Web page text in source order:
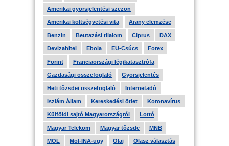
Amerikai gyorsjelentési szezon
Amerikai költségvetési vita Arany elemzése
Benzin Beutazási tilalom Ciprus DAX
Devizahitel Ebola EU-Csúcs Forex
Forint Franciaországi légikatasztrófa
Gazdasági összefoglaló Gyorsjelentés
Heti tőzsdei összefoglaló Internetadó
Iszlám Állam Kereskedési ötlet Koronavírus
Külföldi sajtó Magyarországról Lottó
Magyar Telekom Magyar tőzsde MNB
MOL Mol-INA-ügy Olaj Olasz választás